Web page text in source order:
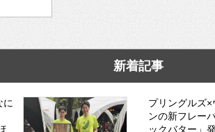
新着記事
に
プリングルズ×
ンの新フレー
ックバター」